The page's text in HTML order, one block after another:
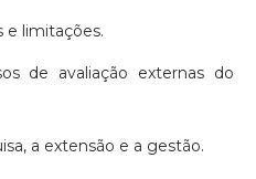
e limitações.
de avaliação externas do
a extensão e a gestão.